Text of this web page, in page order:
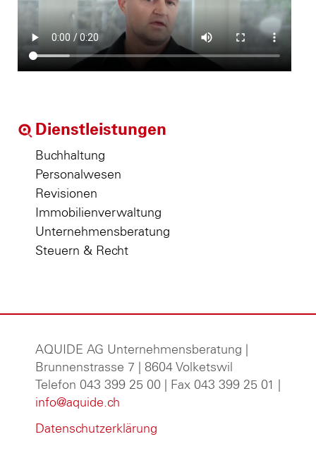
Dienstleistungen
Buchhaltung
Personalwesen
Revisionen
Immobilienverwaltung
Unternehmensberatung
Steuern & Recht
AQUIDE AG Unternehmensberatung
Brunnenstrasse 7 | 8604 Volketswil
Telefon 043 399 25 00 | Fax 043 399 25 01 |
info@aquide.ch
Datenschutzerklärung